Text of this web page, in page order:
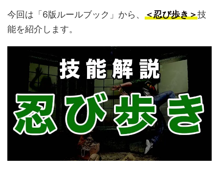
今回は「6版ルールブック」から、 ＜忍び歩き＞技
能を紹介します。